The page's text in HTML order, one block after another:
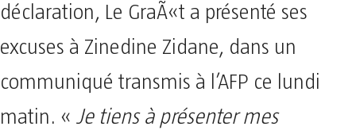
déclaration, Le GraÃ«t a présenté ses
excuses à Zinedine Zidane, dans un
communiqué transmis à l’AFP ce lundi
matin. « Je tiens à présenter mes